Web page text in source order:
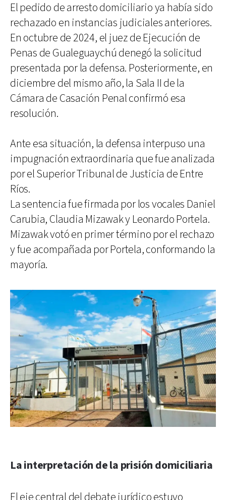
El pedido de arresto domiciliario ya había sido
rechazado en instancias judiciales anteriores.
En octubre de 2024, el juez de Ejecución de
Penas de Gualeguaychú denegó la solicitud
presentada por la defensa. Posteriormente, en
diciembre del mismo año, la Sala II de la
Cámara de Casación Penal confirmó esa
resolución.
Ante esa situación, la defensa interpuso una
impugnación extraordinaria que fue analizada
por el Superior Tribunal de Justicia de Entre
Ríos.
La sentencia fue firmada por los vocales Daniel
Carubia, Claudia Mizawak y Leonardo Portela.
Mizawak votó en primer término por el rechazo
y fue acompañada por Portela, conformando la
mayoría.
La interpretación de la prisión domiciliaria